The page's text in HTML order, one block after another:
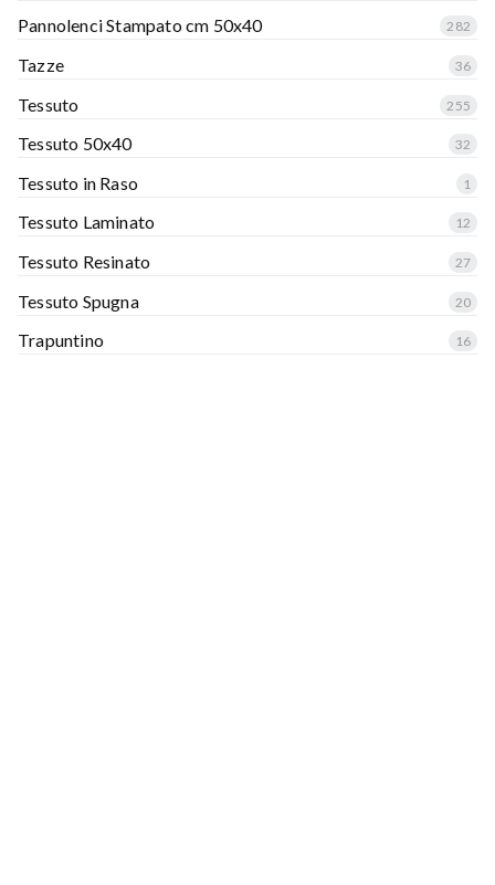
Pannolenci Stampato cm 50x40 282
Tazze 36
Tessuto 255
Tessuto 50x40 32
Tessuto in Raso 1
Tessuto Laminato 12
Tessuto Resinato 27
Tessuto Spugna 20
Trapuntino 16